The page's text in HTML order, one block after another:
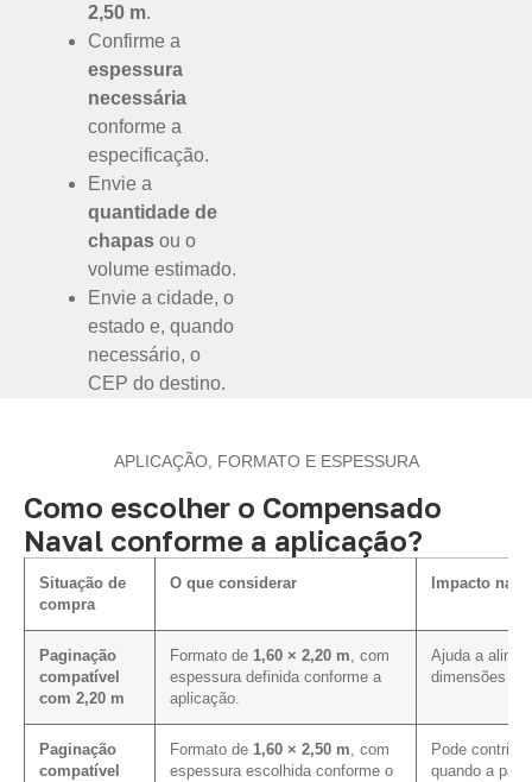
2,50 m.
Confirme a
espessura
necessária
conforme a
especificação.
Envie a
quantidade de
chapas ou o
volume estimado.
Envie a cidade, o
estado e, quando
necessário, o
CEP do destino.
APLICAÇÃO, FORMATO E ESPESSURA
Como escolher o Compensado
Naval conforme a aplicação?
Situação de
compra
O que considerar Impacto na
Paginação
compatível
com 2,20 m
Formato de 1,60 × 2,20 m , com
espessura definida conforme a
aplicação.
Ajuda a
dimensões
Paginação
compatível
Formato de 1,60 × 2,50 m , com
espessura escolhida conforme o
Pode
quando a